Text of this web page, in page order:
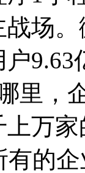
场
户
里，
万
有的